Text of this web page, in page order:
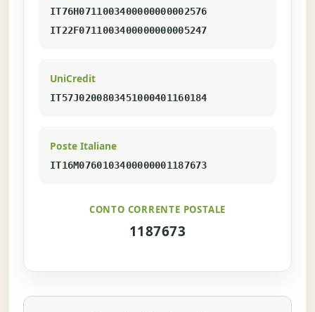
IT76H0711003400000000002576
IT22F0711003400000000005247
UniCredit
IT57J0200803451000401160184
Poste Italiane
IT16M0760103400000001187673
CONTO CORRENTE POSTALE
1187673